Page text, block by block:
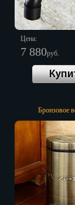
Цена:
7 880руб.
Бронзовое